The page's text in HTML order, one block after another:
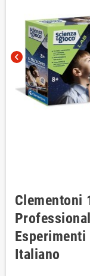
chevron_left
Clementoni
Italiano